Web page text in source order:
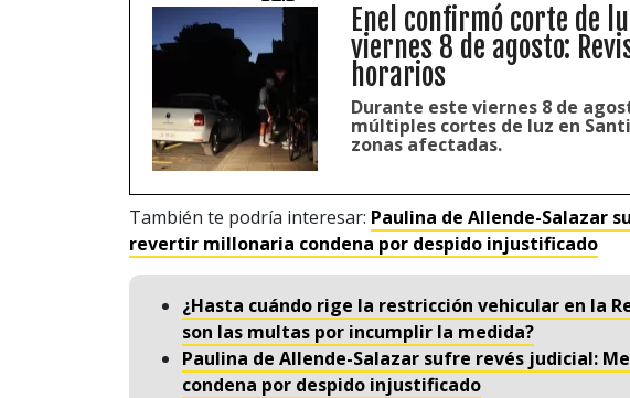
Enel confirmó corte de
viernes 8 de agosto:
horarios
Durante este viernes 8 de
múltiples cortes de luz en
zonas afectadas.
También te podría interesar: Paulina de Allende-Salazar
revertir millonaria condena por despido injustificado
¿Hasta cuándo rige la restricción vehicular en la
son las multas por incumplir la medida?
Paulina de Allende-Salazar sufre revés judicial:
condena por despido injustificado